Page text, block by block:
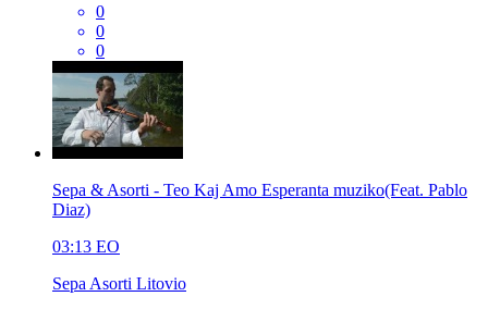
0
0
0
Sepa & Asorti - Teo Kaj Amo Esperanta muziko(Feat. Pablo
Diaz)
03:13 EO
Sepa Asorti Litovio